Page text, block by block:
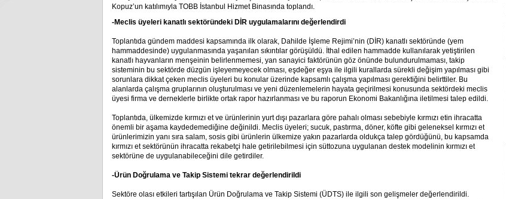
Kopuz’un katılımıyla TOBB İstanbul Hizmet Binasında toplandı.​
-Meclis üyeleri kanatlı sektöründeki DİR uygulamalarını değerlendirdi
Toplantıda gündem maddesi kapsamında ilk olarak, Dahilde İşleme Rejimi’nin (DİR) kanatlı sektöründe (yem
hammaddesinde) uygulanmasında yaşanılan sıkıntılar görüşüldü. İthal edilen hammadde kullanılarak yetiştirilen
kanatlı hayvanların menşeinin belirlenmemesi, yan sanayici faktörünün göz önünde bulundurulmaması, takip
sisteminin bu sektörde düzgün işleyemeyecek olması, eşdeğer eşya ile ilgili kurallarda sürekli değişim yapılması gibi
sorunlara dikkat çeken meclis üyeleri bu konular üzerinde kapsamlı çalışma yapılması gerektiğini belirttiler. Bu
alanlarda çalışma gruplarının oluşturulması ve yeni düzenlemelerin hayata geçirilmesi konusunda sektördeki meclis
üyesi firma ve derneklerle birlikte ortak rapor hazırlanması ve bu raporun Ekonomi Bakanlığına iletilmesi talep edildi.
Toplantıda, ülkemizde kırmızı et ve ürünlerinin yurt dışı pazarlara göre pahalı olması sebebiyle kırmızı etin ihracatta
önemli bir aşama kaydedemediğine değinildi. Meclis üyeleri; sucuk, pastırma, döner, köfte gibi geleneksel kırmızı et
ürünlerimizin yanı sıra salam, sosis gibi ürünlerin ülkemize yakın pazarlarda oldukça talep gördüğünü, bu kapsamda
kırmızı et sektörünün ihracatta rekabetçi hale getirilebilmesi için süttozuna uygulanan destek modelinin kırmızı et
sektörüne de uygulanabileceğini dile getirdiler.
-Ürün Doğrulama ve Takip Sistemi tekrar değerlendirildi
Sektöre olası etkileri tartışılan Ürün Doğrulama ve Takip Sistemi (ÜDTS) ile ilgili son gelişmeler değerlendirildi.